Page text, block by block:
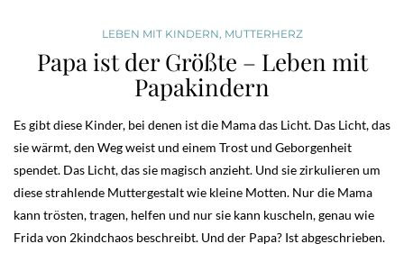
LEBEN MIT KINDERN, MUTTERHERZ
Papa ist der Größte – Leben mit
Papakindern
Es gibt diese Kinder, bei denen ist die Mama das Licht. Das Licht, das
sie wärmt, den Weg weist und einem Trost und Geborgenheit
spendet. Das Licht, das sie magisch anzieht. Und sie zirkulieren um
diese strahlende Muttergestalt wie kleine Motten. Nur die Mama
kann trösten, tragen, helfen und nur sie kann kuscheln, genau wie
Frida von 2kindchaos beschreibt. Und der Papa? Ist abgeschrieben.